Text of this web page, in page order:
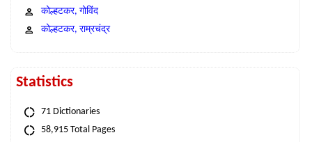
कोल्हटकर, गोविंद
कोल्हटकर, राम्रचंद्र
Statistics
71 Dictionaries
58,915 Total Pages